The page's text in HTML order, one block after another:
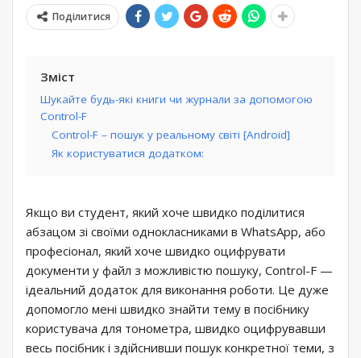
Поділитися
Зміст
Шукайте будь-які книги чи журнали за допомогою
Control-F
Control-F – пошук у реальному світі [Android]
Як користуватися додатком:
Якщо ви студент, який хоче швидко поділитися
абзацом зі своїми однокласниками в WhatsApp, або
професіонал, який хоче швидко оцифрувати
документи у файл з можливістю пошуку, Control-F —
ідеальний додаток для виконання роботи. Це дуже
допомогло мені швидко знайти тему в посібнику
користувача для тонометра, швидко оцифрувавши
весь посібник і здійснивши пошук конкретної теми, з